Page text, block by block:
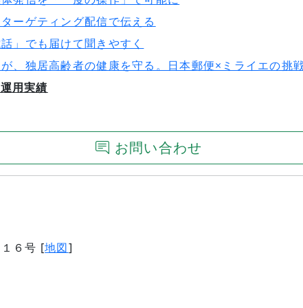
ーゲティング配信で伝える
」でも届けて聞きやすく
、独居高齢者の健康を守る。日本郵便×ミライエの挑
用実績
お問い合わせ
６号 [地図]